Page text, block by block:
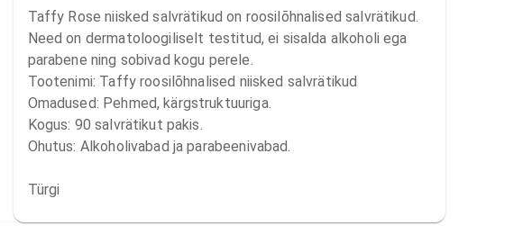
Taffy Rose niisked salvrätikud on roosilõhnalised salvrätikud.
Need on dermatoloogiliselt testitud, ei sisalda alkoholi ega
parabene ning sobivad kogu perele.
Tootenimi: Taffy roosilõhnalised niisked salvrätikud
Omadused: Pehmed, kärgstruktuuriga.
Kogus: 90 salvrätikut pakis.
Ohutus: Alkoholivabad ja parabeenivabad.
Türgi